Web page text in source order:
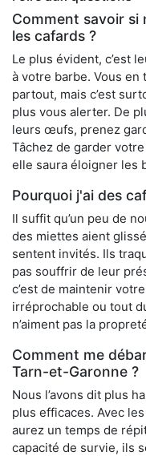
Comment savoir si
les cafards ?
Le plus évident, c’est
à votre barbe. Vous
partout, mais c’est
plus vous alerter. De
leurs œufs, prenez
Tâchez de garder
elle saura éloigner les
Pourquoi j'ai des
Il suffit qu’un peu de
des miettes aient
sentent invités. Ils
pas souffrir de leur
c’est de maintenir
irréprochable ou tout
n’aiment pas la
Comment me
Tarn-et-Garonne ?
Nous l’avons dit plus
plus efficaces. Avec
aurez un temps de
capacité de survie, ils